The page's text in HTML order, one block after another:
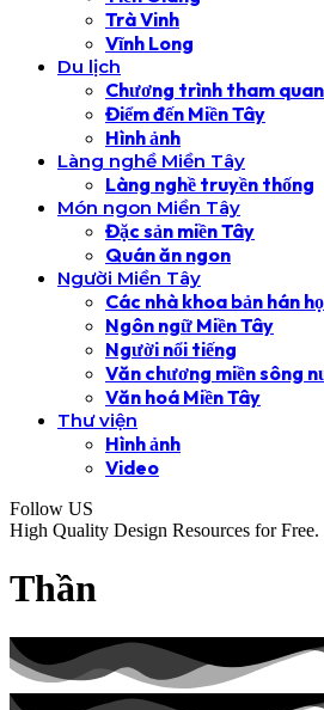
Trà Vinh
Vĩnh Long
Du lịch
Chương trình tham quan
Điểm đến Miền Tây
Hình ảnh
Làng nghề Miền Tây
Làng nghề truyền thống
Món ngon Miền Tây
Đặc sản miền Tây
Quán ăn ngon
Người Miền Tây
Các nhà khoa bản hán
Ngôn ngữ Miền Tây
Người nổi tiếng
Văn chương miền sông
Văn hoá Miền Tây
Thư viện
Hình ảnh
Video
Follow US
High Quality Design Resources for Free.
Thần